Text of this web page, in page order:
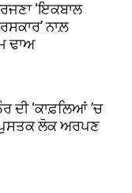
‘ਇਕਬਾਲ
ਨਾਲ਼
ਢਾਅ
ਦੀ ‘ਕਾਫ਼ਲਿਆਂ ’ਚ
ਲੋਕ ਅਰਪਣ